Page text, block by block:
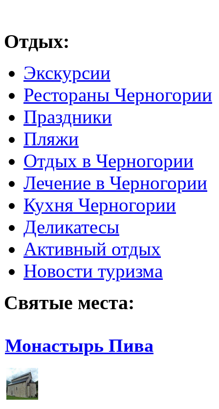
Отдых:
Экскурсии
Рестораны Черногории
Праздники
Пляжи
Отдых в Черногории
Лечение в Черногории
Кухня Черногории
Деликатесы
Активный отдых
Новости туризма
Святые места:
Монастырь Пива